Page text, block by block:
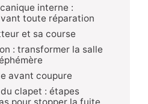
interne :
toute réparation
et sa course
: transformer la salle
avant coupure
clapet : étapes
pour stopper la fuite